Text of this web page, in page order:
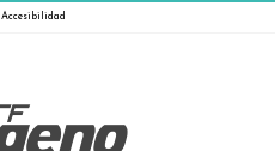
Accesibilidad